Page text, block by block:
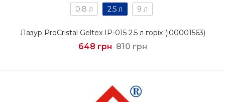
0.8 л 2.5 л 9 л
Лазур ProCristal Geltex IР-015 2.5 л горіх (i00001563)
648 грн 810 грн